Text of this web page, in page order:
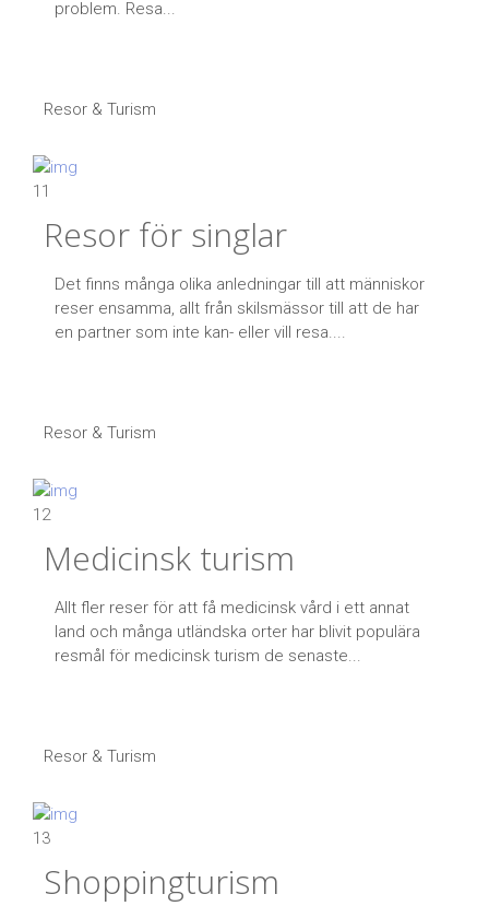
problem. Resa...
Resor & Turism
11
Resor för singlar
Det finns många olika anledningar till att människor
reser ensamma, allt från skilsmässor till att de har
en partner som inte kan- eller vill resa....
Resor & Turism
12
Medicinsk turism
Allt fler reser för att få medicinsk vård i ett annat
land och många utländska orter har blivit populära
resmål för medicinsk turism de senaste...
Resor & Turism
13
Shoppingturism